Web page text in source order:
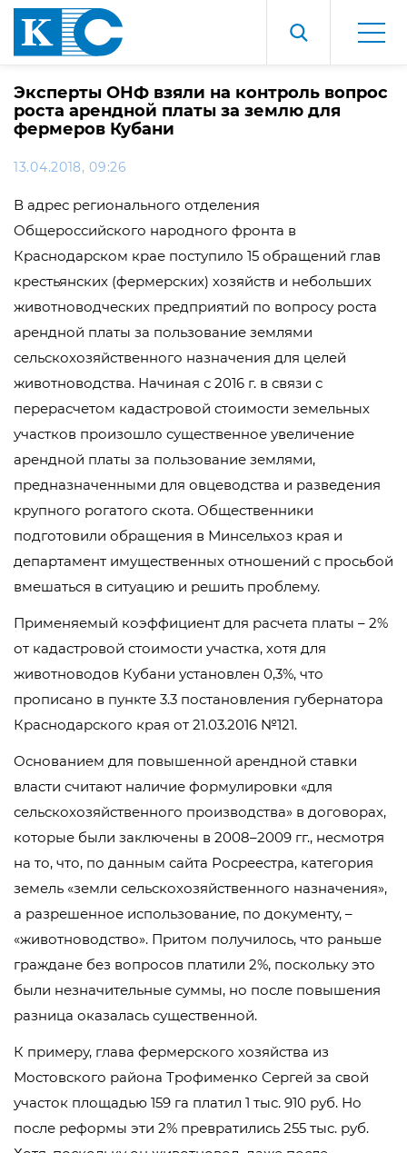
Эксперты ОНФ взяли на контроль вопрос
роста арендной платы за землю для
фермеров Кубани
13.04.2018, 09:26
В адрес регионального отделения
Общероссийского народного фронта в
Краснодарском крае поступило 15 обращений глав
крестьянских (фермерских) хозяйств и небольших
животноводческих предприятий по вопросу роста
арендной платы за пользование землями
сельскохозяйственного назначения для целей
животноводства. Начиная с 2016 г. в связи с
перерасчетом кадастровой стоимости земельных
участков произошло существенное увеличение
арендной платы за пользование землями,
предназначенными для овцеводства и разведения
крупного рогатого скота. Общественники
подготовили обращения в Минсельхоз края и
департамент имущественных отношений с просьбой
вмешаться в ситуацию и решить проблему.
Применяемый коэффициент для расчета платы – 2%
от кадастровой стоимости участка, хотя для
животноводов Кубани установлен 0,3%, что
прописано в пункте 3.3 постановления губернатора
Краснодарского края от 21.03.2016 №121.
Основанием для повышенной арендной ставки
власти считают наличие формулировки «для
сельскохозяйственного производства» в договорах,
которые были заключены в 2008–2009 гг., несмотря
на то, что, по данным сайта Росреестра, категория
земель «земли сельскохозяйственного назначения»,
а разрешенное использование, по документу, –
«животноводство». Притом получилось, что раньше
граждане без вопросов платили 2%, поскольку это
были незначительные суммы, но после повышения
разница оказалась существенной.
К примеру, глава фермерского хозяйства из
Мостовского района Трофименко Сергей за свой
участок площадью 159 га платил 1 тыс. 910 руб. Но
после реформы эти 2% превратились 255 тыс. руб.